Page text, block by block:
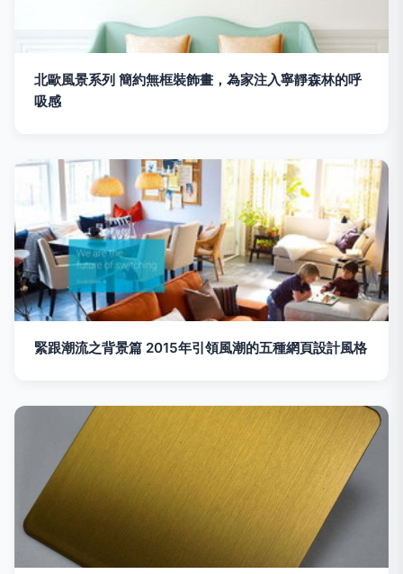
北歐風景系列 簡約無框裝飾畫，為家注入寧靜森林的呼
吸感
緊跟潮流之背景篇 2015年引領風潮的五種網頁設計風格